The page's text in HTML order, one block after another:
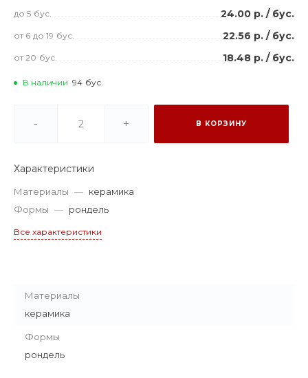
до 5 бус. 24.00 р. / бус.
от 6 до 19 бус. 22.56 р. / бус.
от 20 бус. 18.48 р. / бус.
В наличии 94 бус.
- + В КОРЗИНУ
Характеристики
Материалы — керамика
Формы — рондель
Все характеристики
Материалы
керамика
Формы
рондель